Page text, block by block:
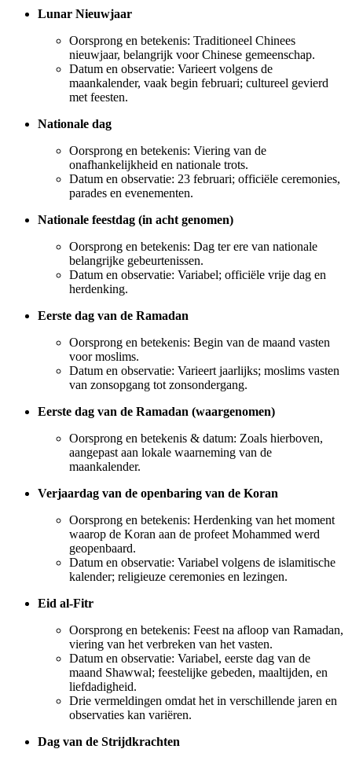
Lunar Nieuwjaar
Oorsprong en betekenis: Traditioneel Chinees
nieuwjaar, belangrijk voor Chinese gemeenschap.
Datum en observatie: Varieert volgens de
maankalender, vaak begin februari; cultureel gevierd
met feesten.
Nationale dag
Oorsprong en betekenis: Viering van de
onafhankelijkheid en nationale trots.
Datum en observatie: 23 februari; officiële ceremonies,
parades en evenementen.
Nationale feestdag (in acht genomen)
Oorsprong en betekenis: Dag ter ere van nationale
belangrijke gebeurtenissen.
Datum en observatie: Variabel; officiële vrije dag en
herdenking.
Eerste dag van de Ramadan
Oorsprong en betekenis: Begin van de maand vasten
voor moslims.
Datum en observatie: Varieert jaarlijks; moslims vasten
van zonsopgang tot zonsondergang.
Eerste dag van de Ramadan (waargenomen)
Oorsprong en betekenis & datum: Zoals hierboven,
aangepast aan lokale waarneming van de
maankalender.
Verjaardag van de openbaring van de Koran
Oorsprong en betekenis: Herdenking van het moment
waarop de Koran aan de profeet Mohammed werd
geopenbaard.
Datum en observatie: Variabel volgens de islamitische
kalender; religieuze ceremonies en lezingen.
Eid al-Fitr
Oorsprong en betekenis: Feest na afloop van Ramadan,
viering van het verbreken van het vasten.
Datum en observatie: Variabel, eerste dag van de
maand Shawwal; feestelijke gebeden, maaltijden, en
liefdadigheid.
Drie vermeldingen omdat het in verschillende jaren en
observaties kan variëren.
Dag van de Strijdkrachten